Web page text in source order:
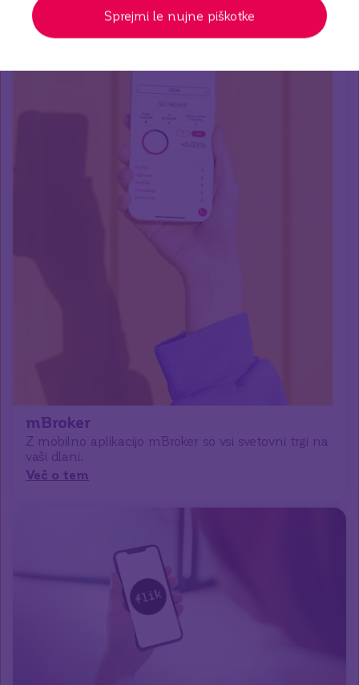
mBroker
Z mobilno aplikacijo mBroker so vsi svetovni trgi na
vaši dlani.
Več o tem
Sprejmi le nujne piškotke